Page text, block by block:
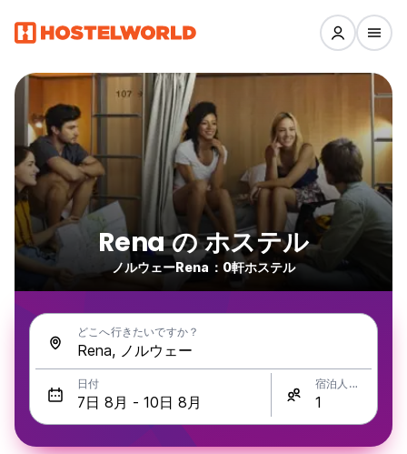
Rena の ホステル
ノルウェーRena：0軒ホステル
どこへ行きたいですか？
日付 宿泊人数